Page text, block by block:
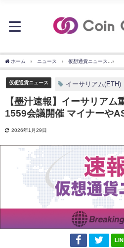
ホーム ニュース 仮想通貨ニュース
仮想通貨ニュース イーサリアム(ETH)
【墨汁速報】イーサリアム
1559会議開催 マイナーや
2026年1月29日